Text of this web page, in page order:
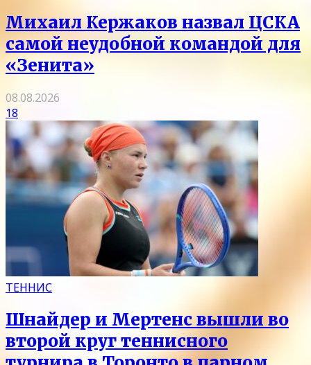
Михаил Кержаков назвал ЦСКА
самой неудобной командой для
«Зенита»
08.08.2026
18
ТЕННИС
Шнайдер и Мертенс вышли во
второй круг теннисного